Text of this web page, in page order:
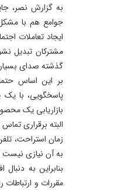
به گزارش نصر،
جوامع هم با
ایجاد تعاملات
مشترکان تبدیل
گذشته صدای
بر این اساس
پاسخگویی، با یک
بازاریابی یک
البته برقراری
زمان استراحت،
به آن نیازی
بنابراین به
مقررات و